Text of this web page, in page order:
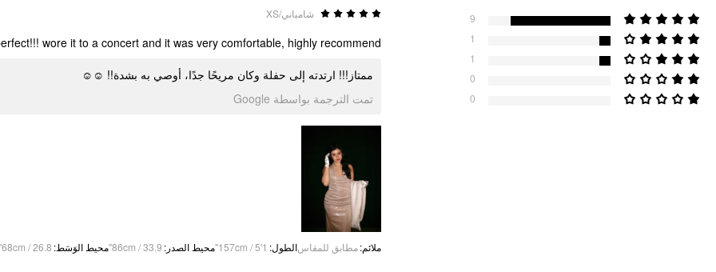
9
1
1
0
0
شامباني/XS
wore it to a concert and it was very comfortable, highly recommend!! ☺️☺️
ممتاز!!! ارتدته إلى حفلة وكان مريحًا جدًا، أوصي به بشدة!! ☺️☺️
تمت الترجمة بواسطة Google
ملائم:مطابق للمقاسالطول:
157cm / 5'1" محيط الصدر:
86cm / 33.9" محيط الوَسَط:
68cm / 26.8"